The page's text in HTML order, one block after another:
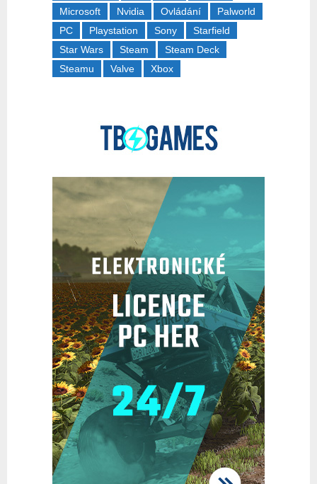
Microsoft
Nvidia Ovládání
Palworld
PC
Playstation Sony
Starfield
Star Wars
Steam
Steam Deck
Steamu
Valve Xbox